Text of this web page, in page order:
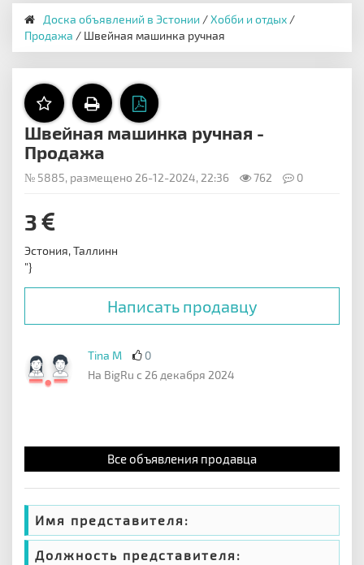
Доска объявлений в Эстонии /Хобби и отдых /
Продажа / Швейная машинка ручная
Швейная машинка ручная -
Продажа
№ 5885, размещено 26-12-2024, 22:36 762 0
3
Эстония, Таллинн
"}
Написать продавцу
Tina M
0
На BigRu с 26 декабря 2024
Все объявления продавца
Имя представителя:
Должность представителя: